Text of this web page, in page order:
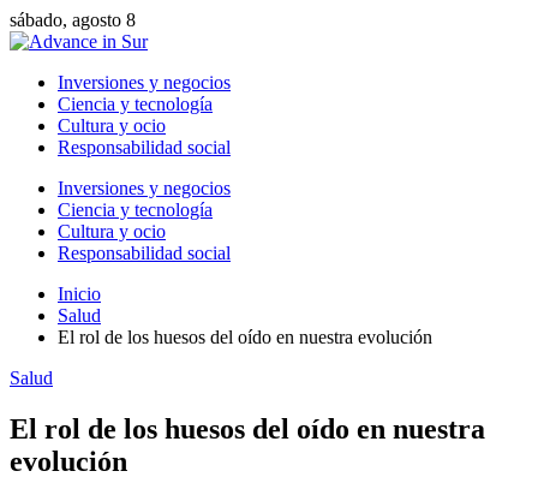
sábado, agosto 8
Inversiones y negocios
Ciencia y tecnología
Cultura y ocio
Responsabilidad social
Inversiones y negocios
Ciencia y tecnología
Cultura y ocio
Responsabilidad social
Inicio
Salud
El rol de los huesos del oído en nuestra evolución
Salud
El rol de los huesos del oído en nuestra
evolución